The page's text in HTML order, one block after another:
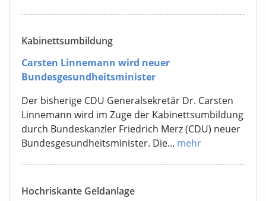
Kabinettsumbildung
Carsten Linnemann wird neuer
Bundesgesundheitsminister
Der bisherige CDU Generalsekretär Dr. Carsten
Linnemann wird im Zuge der Kabinettsumbildung
durch Bundeskanzler Friedrich Merz (CDU) neuer
Bundesgesundheitsminister. Die... mehr
Hochriskante Geldanlage